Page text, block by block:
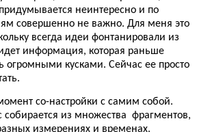
неинтересно и по
совершенно не важно. Для меня это
всегда идеи фонтанировали из
информация, которая раньше
огромными кусками. Сейчас ее просто
со-настройки с самим собой.
собирается из множества фрагментов,
измерениях и временах.